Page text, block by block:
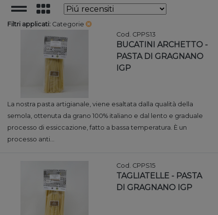
Filtri applicati: Categorie
Cod. CPPS13
BUCATINI ARCHETTO -
PASTA DI GRAGNANO
IGP
La nostra pasta artigianale, viene esaltata dalla qualità della
semola, ottenuta da grano 100% italiano e dal lento e graduale
processo di essiccazione, fatto a bassa temperatura. È un
processo anti...
Cod. CPPS15
TAGLIATELLE - PASTA
DI GRAGNANO IGP